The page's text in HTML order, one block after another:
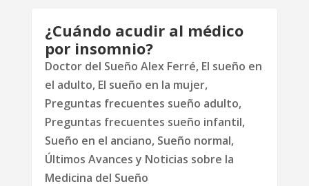
¿Cuándo acudir al médico
por insomnio?
Doctor del Sueño Alex Ferré, El sueño en
el adulto, El sueño en la mujer,
Preguntas frecuentes sueño adulto,
Preguntas frecuentes sueño infantil,
Sueño en el anciano, Sueño normal,
Últimos Avances y Noticias sobre la
Medicina del Sueño